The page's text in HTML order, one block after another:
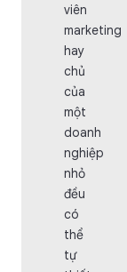
viên
marketing
hay
chủ
của
một
doanh
nghiệp
nhỏ
đều
có
thể
tự